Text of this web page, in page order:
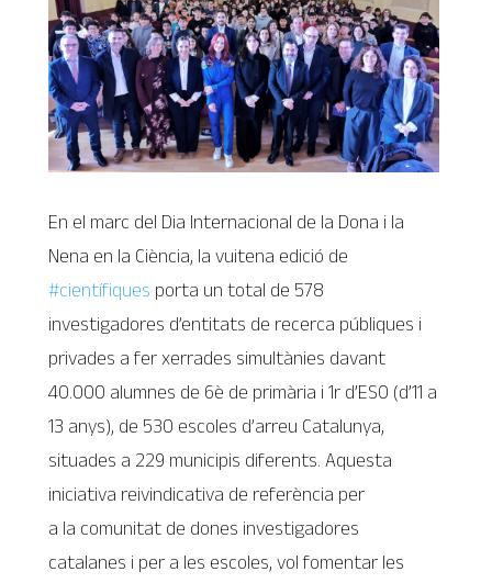
En el marc del Dia Internacional de la Dona i la
Nena en la Ciència, la vuitena edició de
#científiques porta un total de 578
investigadores d’entitats de recerca públiques i
privades a fer xerrades simultànies davant
40.000 alumnes de 6è de primària i 1r d’ESO (d’11 a
13 anys), de 530 escoles d’arreu Catalunya,
situades a 229 municipis diferents. Aquesta
iniciativa reivindicativa de referència per
a la comunitat de dones investigadores
catalanes i per a les escoles, vol fomentar les